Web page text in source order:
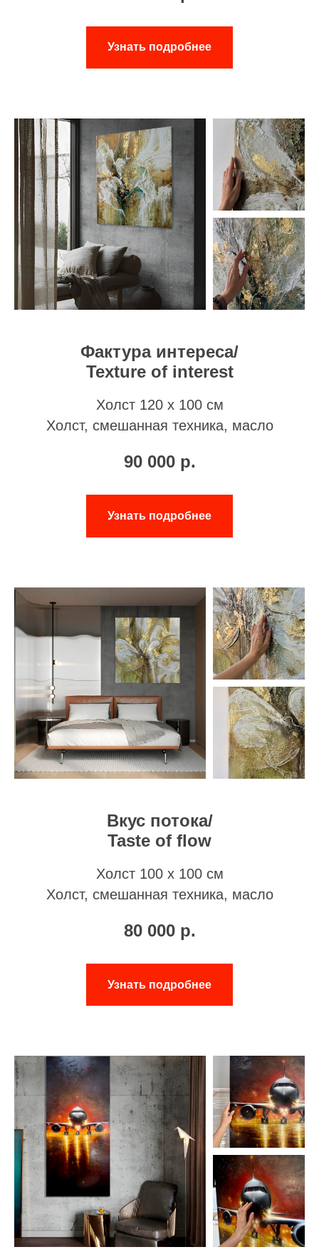
Узнать подробнее
Фактура интереса/
Texture of interest
Холст 120 х 100 см
Холст, смешанная техника, масло
90 000 р.
Узнать подробнее
Вкус потока/
Taste of flow
Холст 100 х 100 см
Холст, смешанная техника, масло
80 000 р.
Узнать подробнее